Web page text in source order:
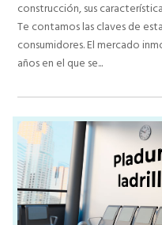
construcción, sus
Te contamos las claves de
consumidores. El mercado
años en el que se...